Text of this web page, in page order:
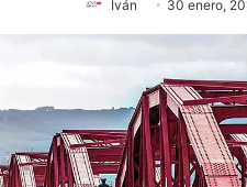
Iván 30 enero,